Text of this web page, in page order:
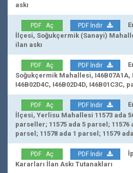
askı
PDF Aç PDF İndir
İlçesi, Soğukçermik (Sanayi)
ilan askı
PDF Aç PDF İndir
Soğukçermik Mahallesi, I46B07A1A,
I46B02D4C, I46B02D4D, I46B01C3C,
PDF Aç PDF İndir
İlçesi, Yerlisu Mahallesi 11573 ada
parseller; 11575 ada 5 parsel; 11576
parsel; 11578 ada 1 parsel; 11579
PDF Aç PDF İndir
Kararları İlan Askı Tutanakları